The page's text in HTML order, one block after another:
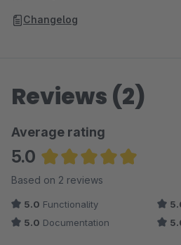
Changelog
Reviews (2)
Average rating
5.0
Average rating of 5 out of 5
Based on 2 reviews
5.0 Functionality
5.0 Documentation